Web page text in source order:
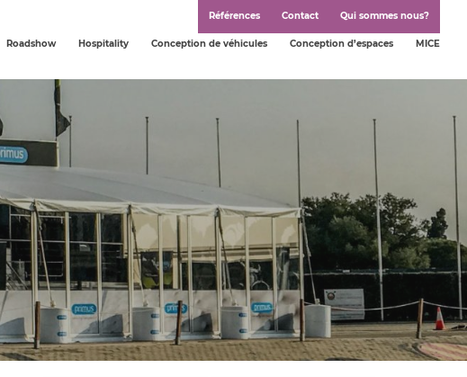
Références Contact Qui sommes nous?
Roadshow Hospitality Conception de véhicules Conception d’espaces MICE